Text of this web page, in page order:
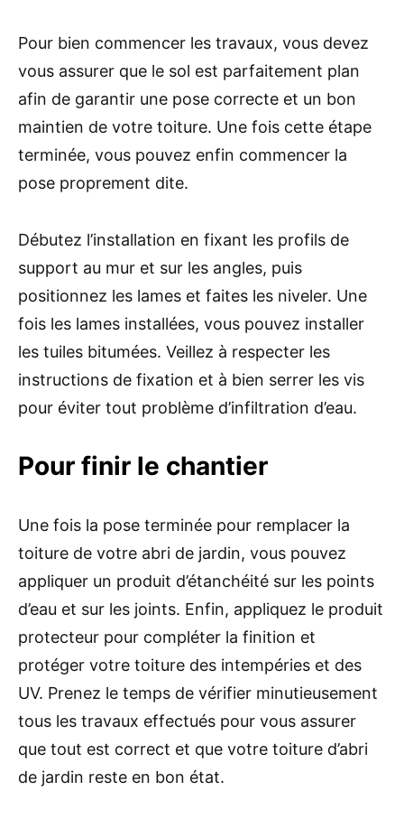
Pour bien commencer les travaux, vous devez
vous assurer que le sol est parfaitement plan
afin de garantir une pose correcte et un bon
maintien de votre toiture. Une fois cette étape
terminée, vous pouvez enfin commencer la
pose proprement dite.
Débutez l’installation en fixant les profils de
support au mur et sur les angles, puis
positionnez les lames et faites les niveler. Une
fois les lames installées, vous pouvez installer
les tuiles bitumées. Veillez à respecter les
instructions de fixation et à bien serrer les vis
pour éviter tout problème d’infiltration d’eau.
Pour finir le chantier
Une fois la pose terminée pour remplacer la
toiture de votre abri de jardin, vous pouvez
appliquer un produit d’étanchéité sur les points
d’eau et sur les joints. Enfin, appliquez le produit
protecteur pour compléter la finition et
protéger votre toiture des intempéries et des
UV. Prenez le temps de vérifier minutieusement
tous les travaux effectués pour vous assurer
que tout est correct et que votre toiture d’abri
de jardin reste en bon état.